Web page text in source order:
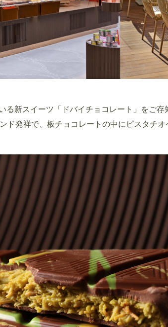
る新スイーツ「ドバイチョコレート」をご
ド発祥で、板チョコレートの中にピスタチ